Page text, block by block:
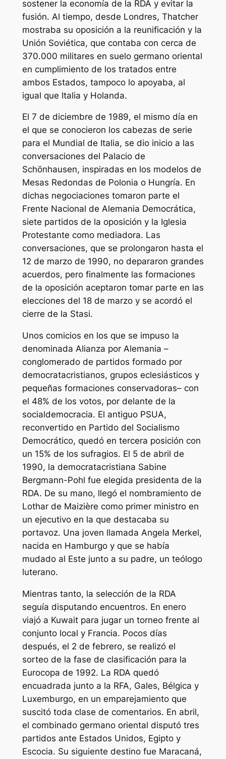
sostener la economía de la RDA y evitar la
fusión. Al tiempo, desde Londres, Thatcher
mostraba su oposición a la reunificación y la
Unión Soviética, que contaba con cerca de
370.000 militares en suelo germano oriental
en cumplimiento de los tratados entre
ambos Estados, tampoco lo apoyaba, al
igual que Italia y Holanda.
El 7 de diciembre de 1989, el mismo día en
el que se conocieron los cabezas de serie
para el Mundial de Italia, se dio inicio a las
conversaciones del Palacio de
Schönhausen, inspiradas en los modelos de
Mesas Redondas de Polonia o Hungría. En
dichas negociaciones tomaron parte el
Frente Nacional de Alemania Democrática,
siete partidos de la oposición y la Iglesia
Protestante como mediadora. Las
conversaciones, que se prolongaron hasta el
12 de marzo de 1990, no depararon grandes
acuerdos, pero finalmente las formaciones
de la oposición aceptaron tomar parte en las
elecciones del 18 de marzo y se acordó el
cierre de la Stasi.
Unos comicios en los que se impuso la
denominada Alianza por Alemania –
conglomerado de partidos formado por
democratacristianos, grupos eclesiásticos y
pequeñas formaciones conservadoras– con
el 48% de los votos, por delante de la
socialdemocracia. El antiguo PSUA,
reconvertido en Partido del Socialismo
Democrático, quedó en tercera posición con
un 15% de los sufragios. El 5 de abril de
1990, la democratacristiana Sabine
Bergmann-Pohl fue elegida presidenta de la
RDA. De su mano, llegó el nombramiento de
Lothar de Maizière como primer ministro en
un ejecutivo en la que destacaba su
portavoz. Una joven llamada Angela Merkel,
nacida en Hamburgo y que se había
mudado al Este junto a su padre, un teólogo
luterano.
Mientras tanto, la selección de la RDA
seguía disputando encuentros. En enero
viajó a Kuwait para jugar un torneo frente al
conjunto local y Francia. Pocos días
después, el 2 de febrero, se realizó el
sorteo de la fase de clasificación para la
Eurocopa de 1992. La RDA quedó
encuadrada junto a la RFA, Gales, Bélgica y
Luxemburgo, en un emparejamiento que
suscitó toda clase de comentarios. En abril,
el combinado germano oriental disputó tres
partidos ante Estados Unidos, Egipto y
Escocia. Su siguiente destino fue Maracaná,